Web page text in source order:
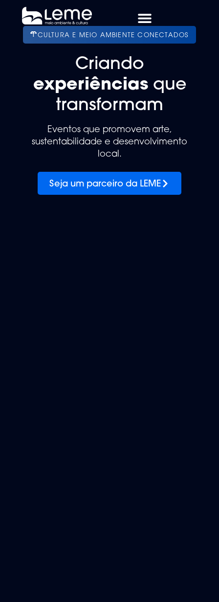
CULTURA E MEIO AMBIENTE CONECTADOS
Criando
experiênciasque
transformam
Eventos que promovem arte,
sustentabilidade e desenvolvimento
local.
Seja um parceiro da LEME